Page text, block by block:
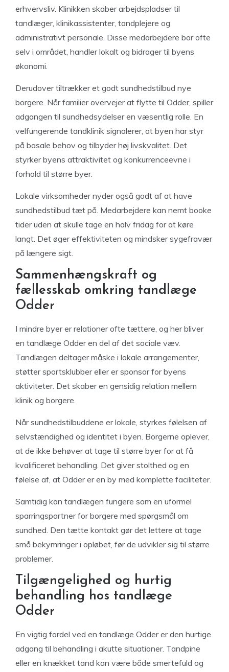
erhvervsliv. Klinikken skaber arbejdspladser til
tandlæger, klinikassistenter, tandplejere og
administrativt personale. Disse medarbejdere bor ofte
selv i området, handler lokalt og bidrager til byens
økonomi.
Derudover tiltrækker et godt sundhedstilbud nye
borgere. Når familier overvejer at flytte til Odder, spiller
adgangen til sundhedsydelser en væsentlig rolle. En
velfungerende tandklinik signalerer, at byen har styr
på basale behov og tilbyder høj livskvalitet. Det
styrker byens attraktivitet og konkurrenceevne i
forhold til større byer.
Lokale virksomheder nyder også godt af at have
sundhedstilbud tæt på. Medarbejdere kan nemt booke
tider uden at skulle tage en halv fridag for at køre
langt. Det øger effektiviteten og mindsker sygefravær
på længere sigt.
Sammenhængskraft og
fællesskab omkring tandlæge
Odder
I mindre byer er relationer ofte tættere, og her bliver
en tandlæge Odder en del af det sociale væv.
Tandlægen deltager måske i lokale arrangementer,
støtter sportsklubber eller er sponsor for byens
aktiviteter. Det skaber en gensidig relation mellem
klinik og borgere.
Når sundhedstilbuddene er lokale, styrkes følelsen af
selvstændighed og identitet i byen. Borgerne oplever,
at de ikke behøver at tage til større byer for at få
kvalificeret behandling. Det giver stolthed og en
følelse af, at Odder er en by med komplette faciliteter.
Samtidig kan tandlægen fungere som en uformel
sparringspartner for borgere med spørgsmål om
sundhed. Den tætte kontakt gør det lettere at tage
små bekymringer i opløbet, før de udvikler sig til større
problemer.
Tilgængelighed og hurtig
behandling hos tandlæge
Odder
En vigtig fordel ved en tandlæge Odder er den hurtige
adgang til behandling i akutte situationer. Tandpine
eller en knækket tand kan være både smertefuld og